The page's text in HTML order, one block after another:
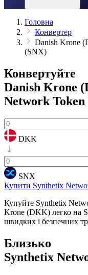
Головна
Конвертер
Danish Krone
(SNX)
Конвертуйте
Danish Krone
Network Token
DKK
SNX
Купити Synthetix
Купуйте Synthetix
Krone (DKK) легко на
швидких і безпечних
Близько
Synthetix